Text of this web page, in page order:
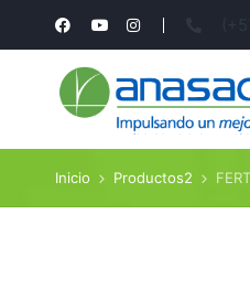
Inicio Productos2